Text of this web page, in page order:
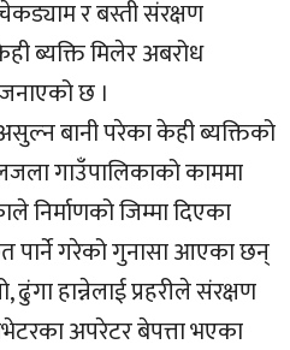
र बस्ती संरक्षण
ब्यक्ति मिलेर अबरोध
छ ।
बानी परेका केही ब्यक्तिको
गाउँपालिकाको काममा
निर्माणको जिम्मा दिएका
गरेको गुनासा आएका छन्
ढुंगा हान्नेलाई प्रहरीले संरक्षण
अपरेटर बेपत्ता भएका